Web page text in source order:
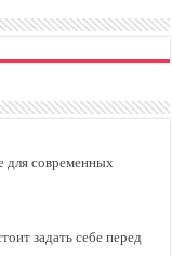
для современных
задать себе перед